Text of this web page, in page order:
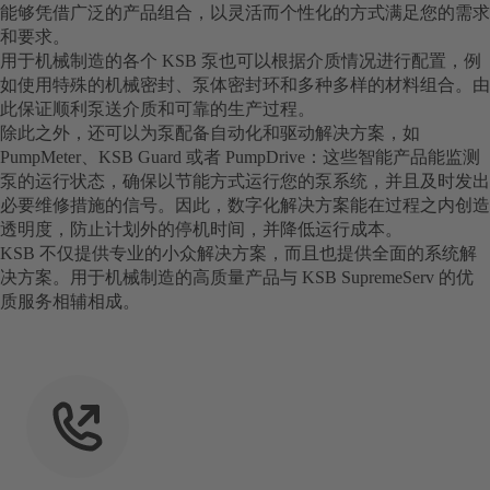
能够凭借广泛的产品组合，以灵活而个性化的方式满足您的需求
和要求。
用于机械制造的各个 KSB 泵也可以根据介质情况进行配置，例
如使用特殊的机械密封、泵体密封环和多种多样的材料组合。由
此保证顺利泵送介质和可靠的生产过程。
除此之外，还可以为泵配备自动化和驱动解决方案，如
PumpMeter、KSB Guard 或者 PumpDrive：这些智能产品能监测
泵的运行状态，确保以节能方式运行您的泵系统，并且及时发出
必要维修措施的信号。因此，数字化解决方案能在过程之内创造
透明度，防止计划外的停机时间，并降低运行成本。
KSB 不仅提供专业的小众解决方案，而且也提供全面的系统解
决方案。用于机械制造的高质量产品与 KSB SupremeServ 的优
质服务相辅相成。